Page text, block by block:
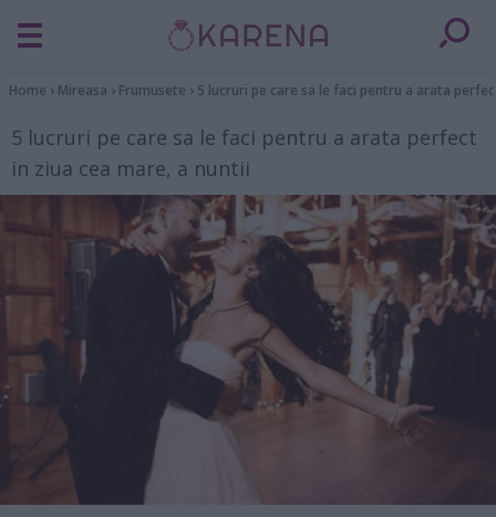
Home › Mireasa › Frumusete › 5 lucruri pe care sa le faci pentru a arata
5 lucruri pe care sa le faci pentru a arata perfect
in ziua cea mare, a nuntii